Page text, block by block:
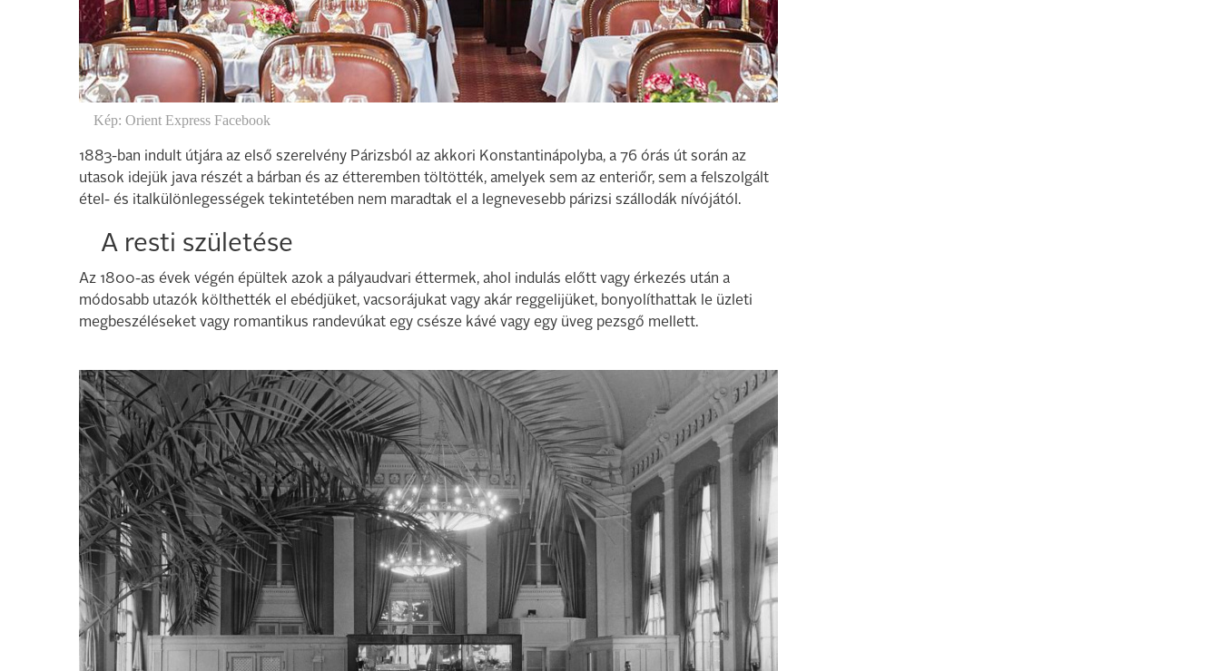
Kép: Orient Express Facebook
1883-ban indult útjára az első szerelvény Párizsból az akkori Konstantinápolyba, a 76 órás út során az
utasok idejük java részét a bárban és az étteremben töltötték, amelyek sem az enteriőr, sem a felszolgált
étel- és italkülönlegességek tekintetében nem maradtak el a legnevesebb párizsi szállodák nívójától.
A resti születése
Az 1800-as évek végén épültek azok a pályaudvari éttermek, ahol indulás előtt vagy érkezés után a
módosabb utazók költhették el ebédjüket, vacsorájukat vagy akár reggelijüket, bonyolíthattak le üzleti
megbeszéléseket vagy romantikus randevúkat egy csésze kávé vagy egy üveg pezsgő mellett.